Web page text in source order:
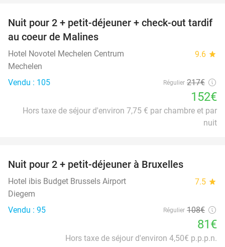
30%
Nuit pour 2 + petit-déjeuner + check-out tardif
au coeur de Malines
Hotel Novotel Mechelen Centrum 9.6 star
Mechelen
Vendu : 105
Régulier 217€
152€
Hors taxe de séjour d'environ 7,75 € par chambre et par
nuit
Nuit pour 2 + petit-déjeuner à Bruxelles
Hotel ibis Budget Brussels Airport 7.5 star
Diegem
Vendu : 95
Régulier 108€
81€
Hors taxe de séjour d'environ 4,50€ p.p.p.n.